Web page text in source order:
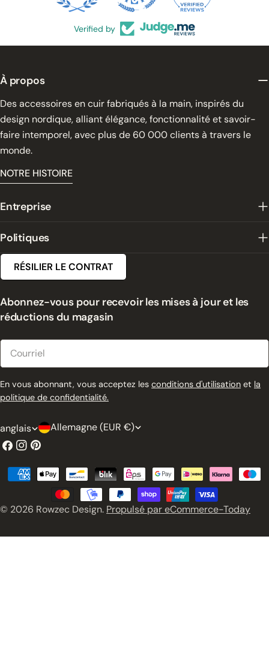
Verified by
À propos
Des accessoires en cuir fabriqués à la main, inspirés du
design nordique, alliant élégance, fonctionnalité et savoir-
faire intemporel, avec plus de 60 000 clients à travers le
monde.
NOTRE HISTOIRE
Entreprise
Politiques
Abonnez-vous pour recevoir les mises à jour et les
réductions du magasin
En vous abonnant, vous acceptez les conditions d'utilisation et la
politique de confidentialité.
RÉSILIER LE CONTRAT
L
a
n
u
anglais P
a
y
s
/
Allemagne (EUR €)
Facebook
Instagram
Pinterest
© 2026 Rowzec Design. Propulsé par eCommerce-Today
Modes
paiement